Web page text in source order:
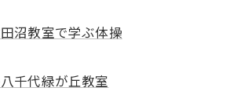
沼教室で学ぶ体操
千代緑が丘教室